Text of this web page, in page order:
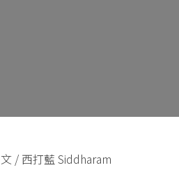
文 / 西打藍 Siddharam